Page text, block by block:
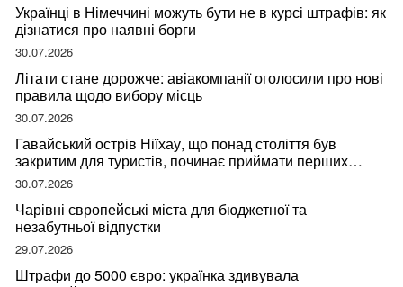
Українці в Німеччині можуть бути не в курсі штрафів: як
дізнатися про наявні борги
30.07.2026
Літати стане дорожче: авіакомпанії оголосили про нові
правила щодо вибору місць
30.07.2026
Гавайський острів Ніїхау, що понад століття був
закритим для туристів, починає приймати перших
відвідувачів
30.07.2026
Чарівні європейські міста для бюджетної та
незабутньої відпустки
29.07.2026
Штрафи до 5000 євро: українка здивувала